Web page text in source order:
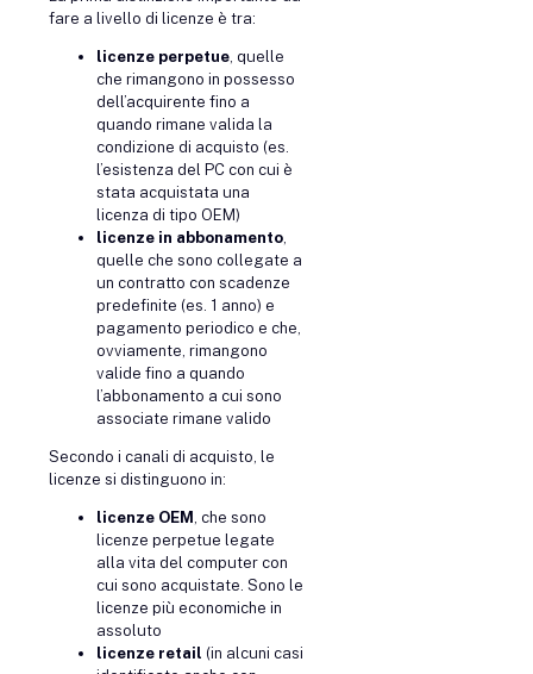
fare a livello di licenze è tra:
licenze perpetue, quelle
che rimangono in possesso
dell’acquirente fino a
quando rimane valida la
condizione di acquisto (es.
l’esistenza del PC con cui è
stata acquistata una
licenza di tipo OEM)
licenze in abbonamento,
quelle che sono collegate a
un contratto con scadenze
predefinite (es. 1 anno) e
pagamento periodico e che,
ovviamente, rimangono
valide fino a quando
l’abbonamento a cui sono
associate rimane valido
Secondo i canali di acquisto, le
licenze si distinguono in:
licenze OEM , che sono
licenze perpetue legate
alla vita del computer con
cui sono acquistate. Sono le
licenze più economiche in
assoluto
licenze retail (in alcuni casi